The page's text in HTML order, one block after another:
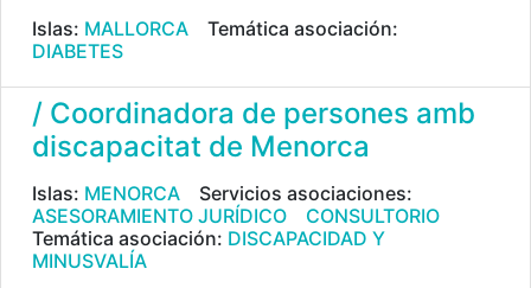
Islas: MALLORCA
Temática asociación:
DIABETES
/ Coordinadora de persones amb
discapacitat de Menorca
Islas: MENORCA
Servicios asociaciones:
ASESORAMIENTO JURÍDICO
CONSULTORIO
Temática asociación: DISCAPACIDAD Y
MINUSVALÍA